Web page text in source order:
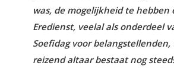
was, de mogelijkheid te hebben
Eredienst, veelal als onderdeel
Soefidag voor
reizend altaar bestaat nog